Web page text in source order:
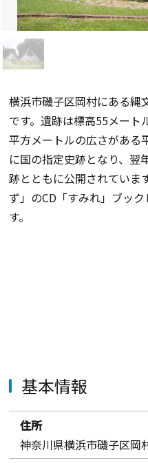
横浜市磯子区岡村にある縄
です。遺跡は標高55メー
平方メートルの広さがある
に国の指定史跡となり、翌
跡とともに公開されていま
ず」のCD「すみれ」ブッ
す。
基本情報
住所
神奈川県横浜市磯子区岡